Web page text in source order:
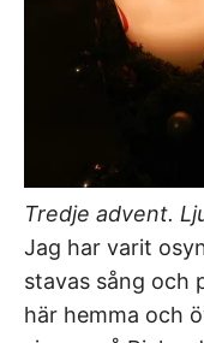
Tredje advent.
Jag har varit
stavas sång och
här hemma och